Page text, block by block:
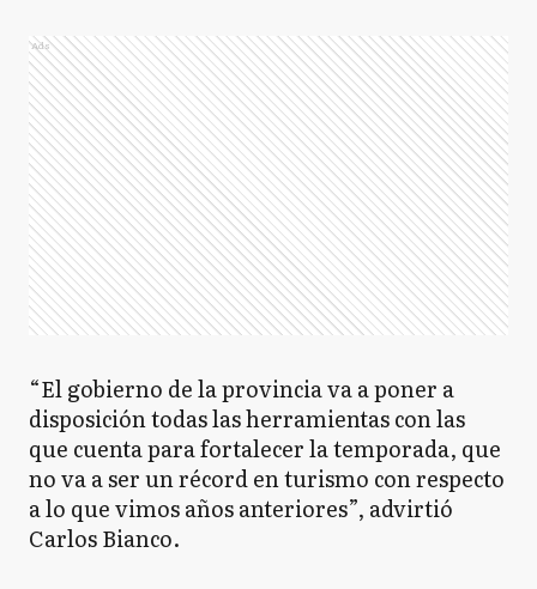
Ads
“El gobierno de la provincia va a poner a
disposición todas las herramientas con las
que cuenta para fortalecer la temporada, que
no va a ser un récord en turismo con respecto
a lo que vimos años anteriores”, advirtió
Carlos Bianco.